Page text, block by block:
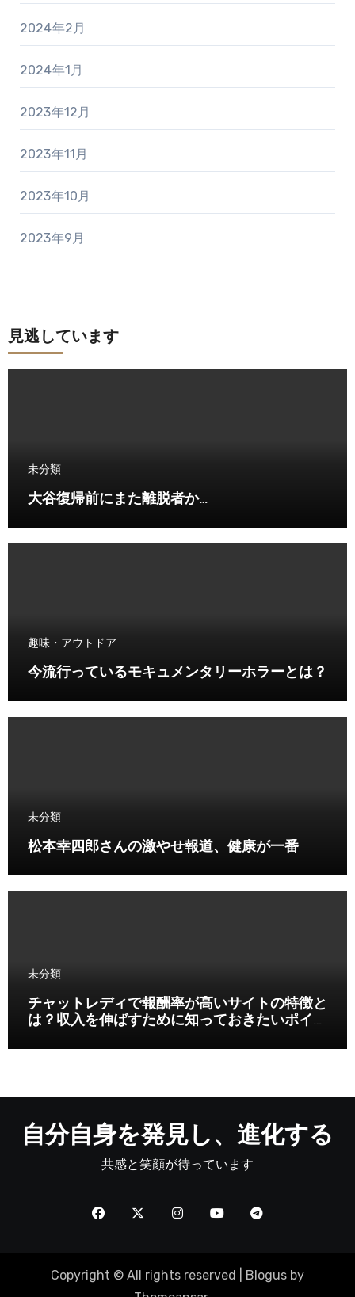
2024年2月
2024年1月
2023年12月
2023年11月
2023年10月
2023年9月
見逃しています
未分類
大谷復帰前にまた離脱者か…
趣味・アウトドア
今流行っているモキュメンタリーホラーとは？
未分類
松本幸四郎さんの激やせ報道、健康が一番
未分類
チャットレディで報酬率が高いサイトの特徴と
は？収入を伸ばすために知っておきたいポイン
自分自身を発見し、進化する
共感と笑顔が待っています
Copyright © All rights reserved Blogus by